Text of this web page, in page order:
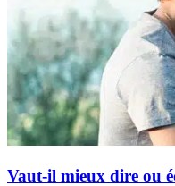
Vaut-il mieux dire ou